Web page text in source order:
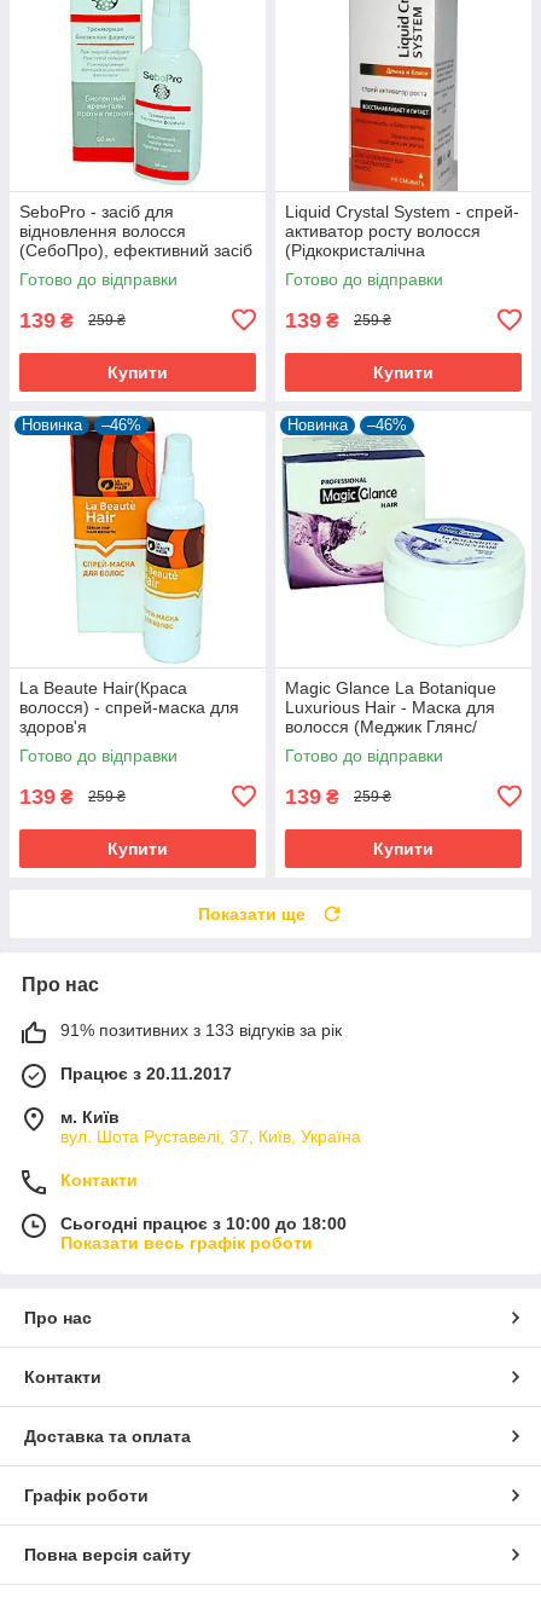
SeboPro - засіб для
відновлення волосся
(СебоПро), ефективний засіб
проти лупи
Готово до відправки
139 ₴ 259 ₴
Купити
Liquid Crystal System - спрей-
активатор росту волосся
(Рідкокристалічна
система),ламінування і
нарощування
Готово до відправки
139 ₴ 259 ₴
Купити
Новинка –46%
La Beaute Hair(Краса
волосся) - спрей-маска для
здоров'я
волосся,стимулюється ріст,
зменшується ламкість
Готово до відправки
139 ₴ 259 ₴
Купити
Новинка –46%
Magic Glance La Botanique
Luxurious Hair - Маска для
волосся (Меджик Глянс/
Чарівний погляд Розкішні
волосся)
Готово до відправки
139 ₴ 259 ₴
Купити
Показати ще
Про нас
91% позитивних з 133 відгуків за рік
Працює з 20.11.2017
м. Київ
вул. Шота Руставелі, 37, Київ, Україна
Контакти
Сьогодні працює з 10:00 до 18:00
Показати весь графік роботи
Про нас
Контакти
Доставка та оплата
Графік роботи
Повна версія сайту